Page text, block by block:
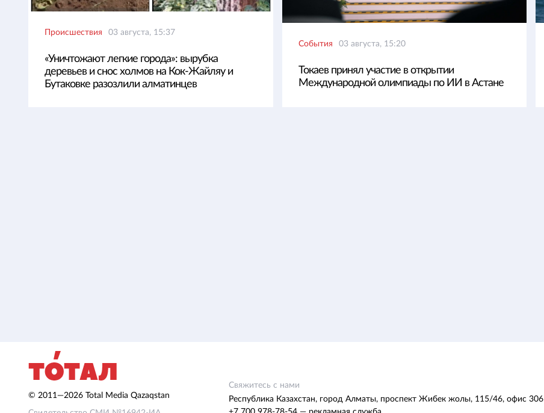
Происшествия 03 августа, 15:37
«Уничтожают легкие города»: вырубка
деревьев и снос холмов на Кок-Жайляу и
Бутаковке разозлили алматинцев
События 03 августа, 15:20
Токаев принял участие в открытии
Международной олимпиады по ИИ в Астане
© 2011—2026 Total Media Qazaqstan
Свяжитесь с нами
Республика Казахстан, город Алматы, проспект Жибек жолы, 115/46, офис 306